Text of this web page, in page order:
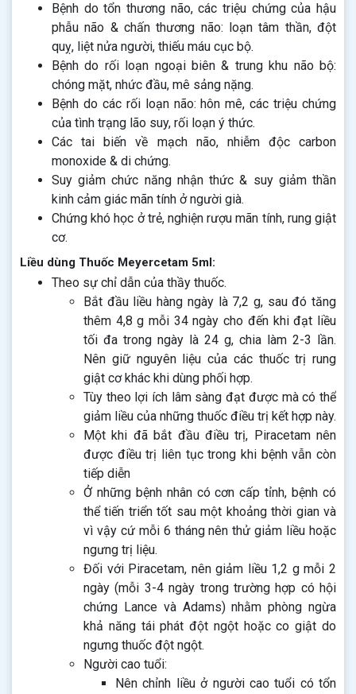
Bệnh do tổn thương não, các triệu chứng của hậu
phẫu não & chấn thương não: loạn tâm thần, đột
quỵ, liệt nửa người, thiếu máu cục bộ.
Bệnh do rối loạn ngoại biên & trung khu não bộ:
chóng mặt, nhức đầu, mê sảng nặng.
Bệnh do các rối loạn não: hôn mê, các triệu chứng
của tình trạng lão suy, rối loạn ý thức.
Các tai biến về mạch não, nhiễm độc carbon
monoxide & di chứng.
Suy giảm chức năng nhận thức & suy giảm thần
kinh cảm giác mãn tính ở người già.
Chứng khó học ở trẻ, nghiện rượu mãn tính, rung giật
cơ.
Liều dùng Thuốc Meyercetam 5ml:
Theo sự chỉ dẫn của thầy thuốc.
Bắt đầu liều hàng ngày là 7,2 g, sau đó tăng
thêm 4,8 g mỗi 34 ngày cho đến khi đạt liều
tối đa trong ngày là 24 g, chia làm 2-3 lần.
Nên giữ nguyên liệu của các thuốc trị rung
giật cơ khác khi dùng phối hợp.
Tùy theo lợi ích lâm sàng đạt được mà có thể
giảm liều của những thuốc điều trị kết hợp này.
Một khi đã bắt đầu điều trị, Piracetam nên
được điều trị liên tục trong khi bệnh vẫn còn
tiếp diễn
Ở những bệnh nhân có cơn cấp tỉnh, bệnh có
thể tiến triển tốt sau một khoảng thời gian và
vì vậy cứ mỗi 6 tháng nên thử giảm liều hoặc
ngưng trị liệu.
Đối với Piracetam, nên giảm liều 1,2 g mỗi 2
ngày (mỗi 3-4 ngày trong trường hợp có hội
chứng Lance và Adams) nhằm phòng ngừa
khả năng tái phát đột ngột hoặc co giật do
ngưng thuốc đột ngột.
Người cao tuổi:
Nên chỉnh liều ở người cao tuổi có tổn